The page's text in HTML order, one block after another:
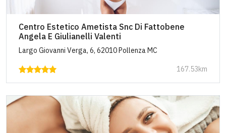
Centro Estetico Ametista Snc Di Fattobene
Angela E Giulianelli Valenti
Largo Giovanni Verga, 6, 62010 Pollenza MC
167.53km